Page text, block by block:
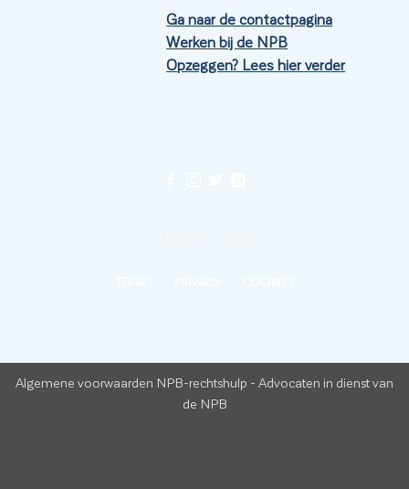
Ga naar de contactpagina
Werken bij de NPB
Opzeggen? Lees hier verder
Algemene voorwaarden NPB-rechtshulp - Advocaten in dienst van
de NPB